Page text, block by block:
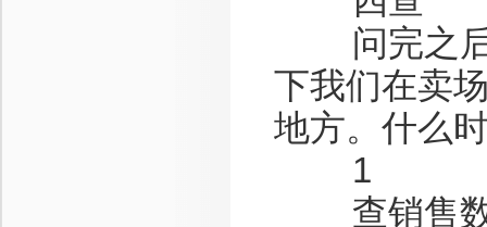
问完之后
下我们在卖
地方。什么
1
查销售